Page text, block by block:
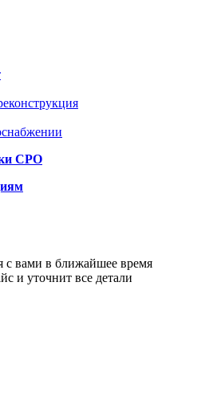
СРО
с вами в ближайшее время
и уточнит все детали